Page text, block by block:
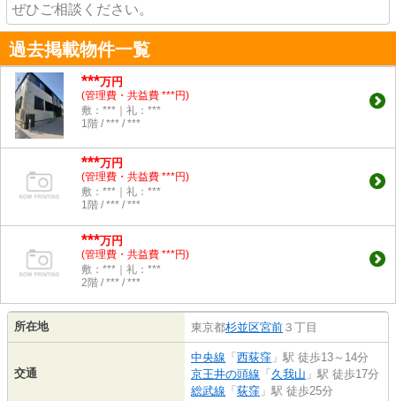
ぜひご相談ください。
過去掲載物件一覧
***万円
(管理費・共益費 ***円)
敷：***｜礼：***
1階 / *** / ***
***万円
(管理費・共益費 ***円)
敷：***｜礼：***
1階 / *** / ***
***万円
(管理費・共益費 ***円)
敷：***｜礼：***
2階 / *** / ***
所在地 東京都杉並区宮前 ３丁目
交通
中央線 「 西荻窪 」駅 徒歩13～14分
京王井の頭線 「 久我山 」駅 徒歩17分
総武線 「 荻窪 」駅 徒歩25分